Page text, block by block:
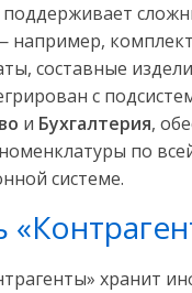
например,
составные
с
и Бухгалтерия,
по
системе.
хранит